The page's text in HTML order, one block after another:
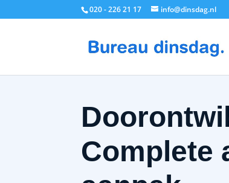
020 - 226 21 17 info@dinsdag.nl
Complete